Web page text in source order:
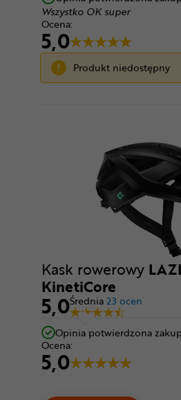
Wszystko OK super
Ocena:
5,0
Produkt niedostępny
Kask rowerowy
KinetiCore
5,0Średnia23 ocen
Opinia potwierdzona
Ocena:
5,0